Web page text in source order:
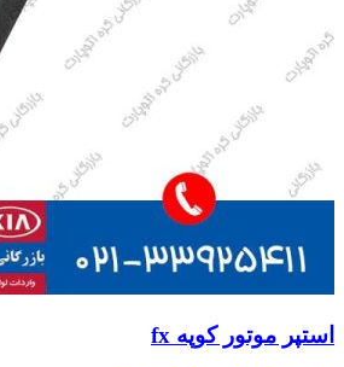
استپر موتور کوپه fx